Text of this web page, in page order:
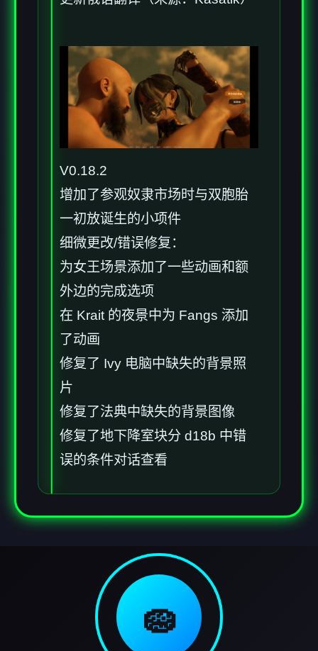
V0.18.2
增加了参观奴隶市场时与双胞胎
一初放诞生的小项件
细微更改/错误修复：
为女王场景添加了一些动画和额
外边的完成选项
在 Krait 的夜景中为 Fangs 添加
了动画
修复了 Ivy 电脑中缺失的背景照
片
修复了法典中缺失的背景图像
修复了地下降室块分 d18b 中错
误的条件对话查看
🧽